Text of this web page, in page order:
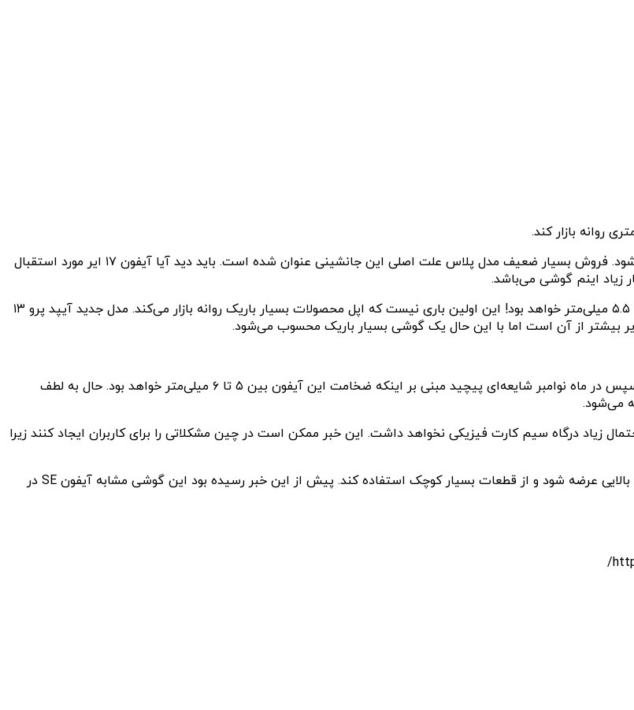
قرار است در سال ۲۰۲۵ آیفون ۱۷ ایر به عنوان جایگزین آیفون ۱۶ پلاسراهی بازار شود. فروش بسیار ضعیف مدل پلاس علت اصلی این جانشینی عنوان شده است. باید دید آیا آیفون ۱۷ ایر مورد استقبال
زیاد اینم گوشی می‌باشد.
به گفته مینگ چی کوئو افشاگر مشهور محصولات اپل، ضخامت آیفون ۱۷ ایر تنها ۵.۵ میلی‌متر خواهد بود! این اولین باری نیست که اپل محصولات بسیار باریک روانه بازار می‌کند. مدل جدید آیپد پرو ۱۳
پیش از این عنوان شده بود آیفون ۱۷ ایر ۶.۲۵ میلی‌متر ضخامت خواهد داشت. سپس در ماه نوامبر شایعه‌ای پیچید مبنی بر اینکه ضخامت این آیفون بین ۵ تا ۶ میلی‌متر خواهد بود. حال به لطف
می‌شود.
به دلیل طراحی بسیار نازک، به احتمال زیاد درگاه سیم کارت فیزیکی نخواهد داشت. این خبر ممکن است در چین مشکلاتی را برای کاربران ایجاد کنند زیرا
وی پیش بینی کرده است آیفون ۱۷ ایر احتملاً بدلیل باریکی بیش از حد با قیمت بالایی عرضه شود و از قطعات بسیار کوچک استفاده کند. پیش از این خبر رسیده بود این گوشی مشابه آیفون SE در